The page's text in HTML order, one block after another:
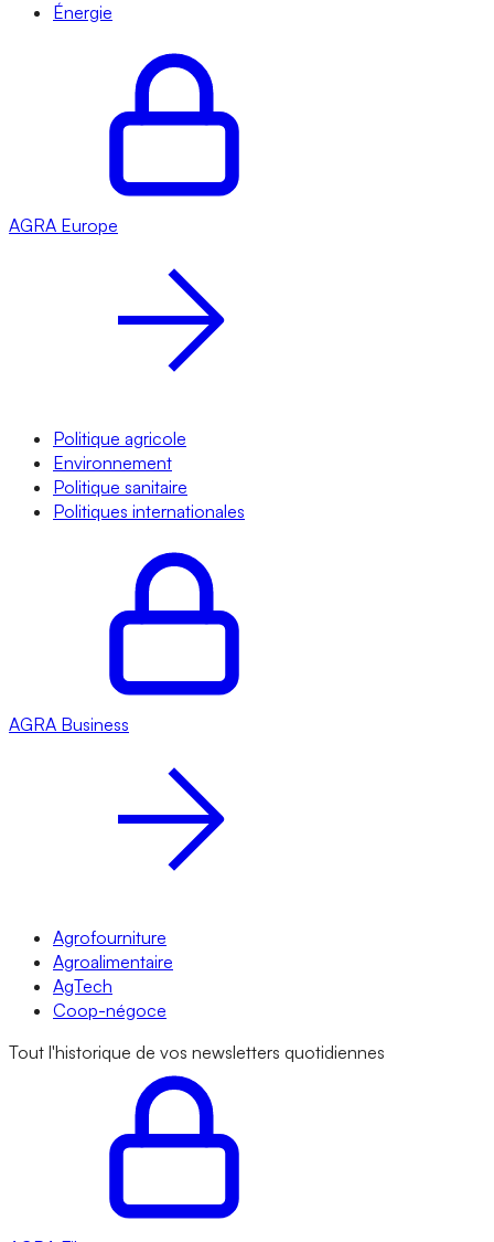
Énergie
AGRA Europe
Politique agricole
Environnement
Politique sanitaire
Politiques internationales
AGRA Business
Agrofourniture
Agroalimentaire
AgTech
Coop-négoce
Tout l'historique de vos newsletters quotidiennes